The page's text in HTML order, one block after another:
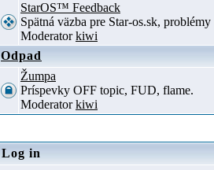
StarOS™ Feedback
Spätná väzba pre Star-os.sk,
Moderatorkiwi
Odpad
Žumpa
Príspevky OFF topic, FUD, flame.
Moderatorkiwi
Log in